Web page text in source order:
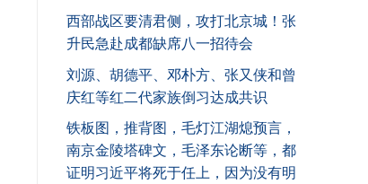
西部战区要清君侧，攻打北京城！张
升民急赴成都缺席八一招待会
刘源、胡德平、邓朴方、张又侠和曾
庆红等红二代家族倒习达成共识
铁板图，推背图，毛灯江湖熄预言，
南京金陵塔碑文，毛泽东论断等，都
证明习近平将死于任上，因为没有明